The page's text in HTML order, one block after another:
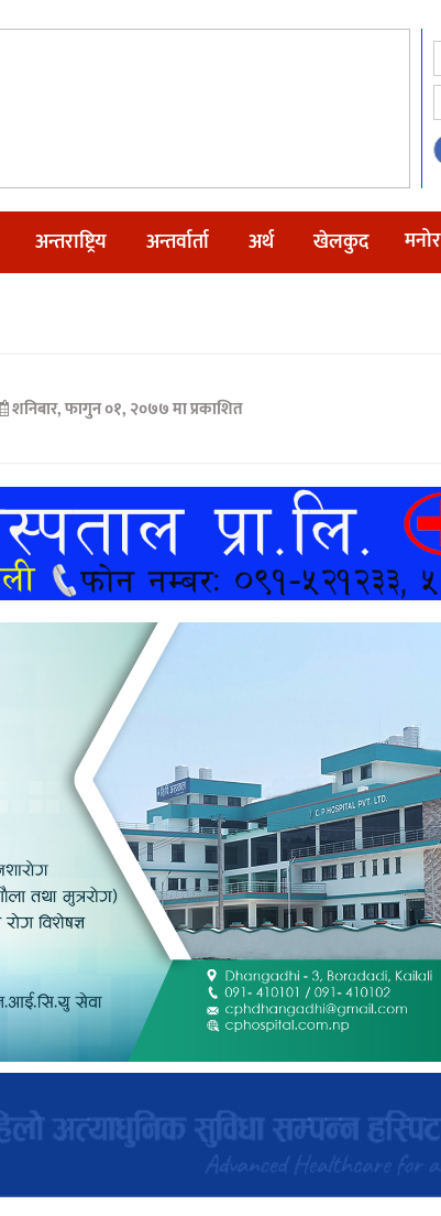
अन्तराष्ट्रिय अन्तर्वार्ता अर्थ खेलकुद
शनिबार, फागुन ०१, २०७७ मा प्रकाशित